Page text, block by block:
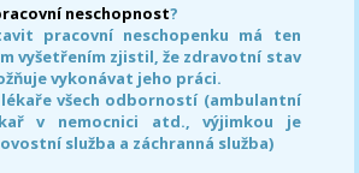
neschopnost?
pracovní neschopenku má ten
vyšetřením zjistil, že zdravotní stav
vykonávat jeho práci.
všech odborností (ambulantní
v nemocnici atd., výjimkou je
služba a záchranná služba)